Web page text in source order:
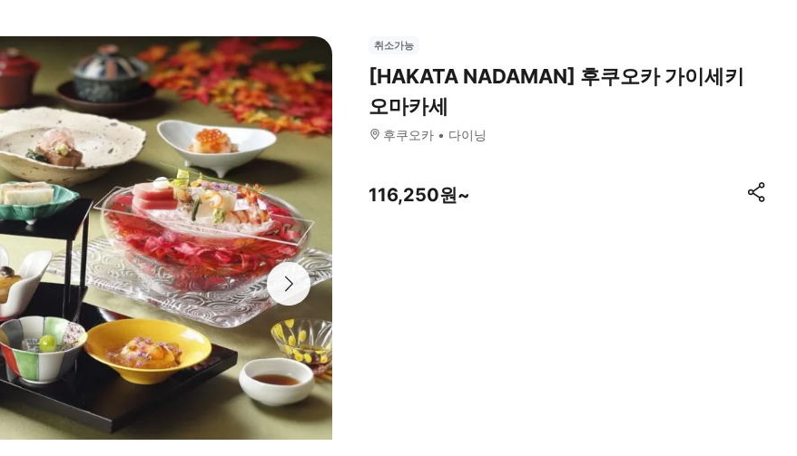
취소가능
[HAKATA NADAMAN] 후쿠오카 가이세키
오마카세
후쿠오카 다이닝
116,250원~